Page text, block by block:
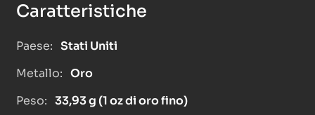
Caratteristiche
Paese: Stati Uniti
Metallo: Oro
Peso: 33,93 g (1 oz di oro fino)